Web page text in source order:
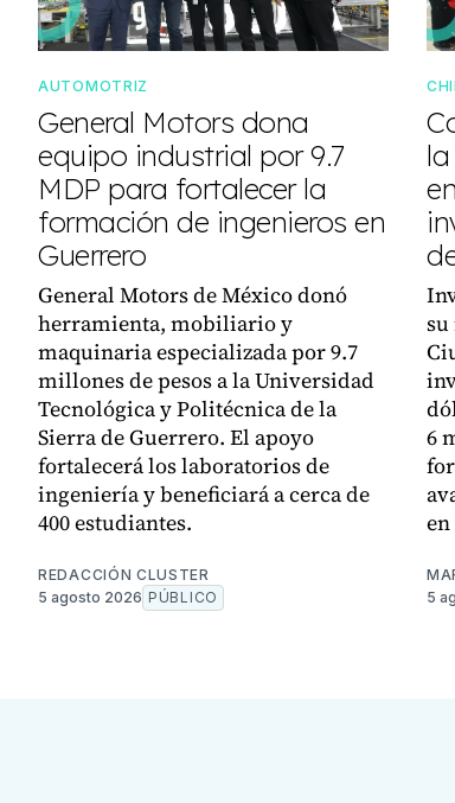
AUTOMOTRIZ
General Motors dona
equipo industrial por 9.7
MDP para fortalecer la
formación de ingenieros en
Guerrero
General Motors de México donó
herramienta, mobiliario y
maquinaria especializada por 9.7
millones de pesos a la Universidad
Tecnológica y Politécnica de la
Sierra de Guerrero. El apoyo
fortalecerá los laboratorios de
ingeniería y beneficiará a cerca de
400 estudiantes.
REDACCIÓN CLUSTER
5 agosto 2026 PÚBLICO
su
6
5